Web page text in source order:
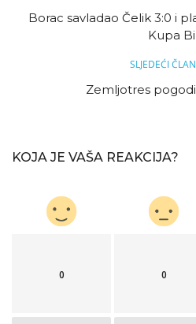
Borac savladao Čelik 3:0 i
Kupa
SLJEDEĆI
Zemljotres
KOJA JE VAŠA REAKCIJA?
0 0